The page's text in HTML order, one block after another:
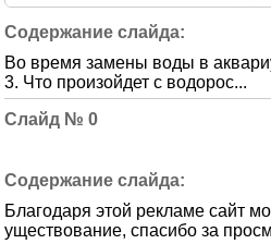
Во время замены воды в
3. Что произойдет с водорос...
0
Благодаря этой рекламе сайт
уществование, спасибо за